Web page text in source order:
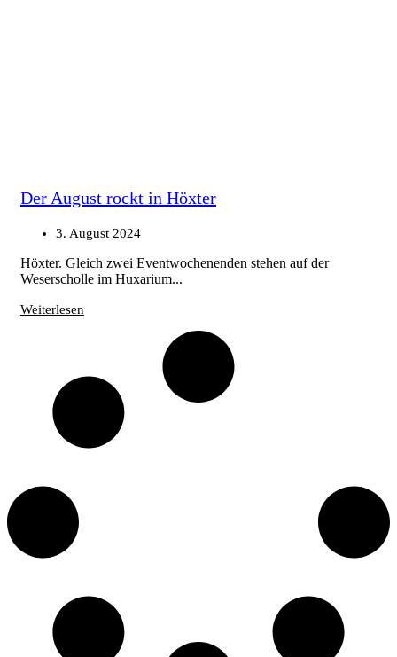
Der August rockt in Höxter
3. August 2024
Höxter. Gleich zwei Eventwochenenden stehen auf der
Weserscholle im Huxarium...
Weiterlesen